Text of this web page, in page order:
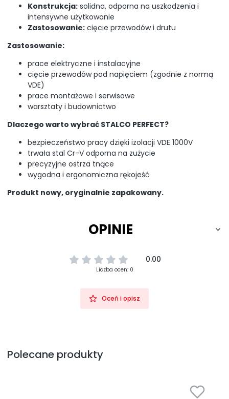
Konstrukcja: solidna, odporna na uszkodzenia i
intensywne użytkowanie
Zastosowanie: cięcie przewodów i drutu
Zastosowanie:
prace elektryczne i instalacyjne
cięcie przewodów pod napięciem (zgodnie z normą
VDE)
prace montażowe i serwisowe
warsztaty i budownictwo
Dlaczego warto wybrać STALCO PERFECT?
bezpieczeństwo pracy dzięki izolacji VDE 1000V
trwała stal Cr-V odporna na zużycie
precyzyjne ostrza tnące
wygodna i ergonomiczna rękojeść
Produkt nowy, oryginalnie zapakowany.
OPINIE
0.00
Liczba ocen: 0
Oceń i opisz
Polecane produkty